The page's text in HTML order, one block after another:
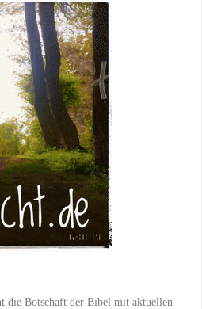
die Botschaft der Bibel mit aktuellen